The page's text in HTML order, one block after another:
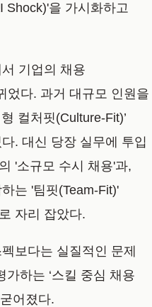
Shock)'을 가시화하고
기업의 채용
었다. 과거 대규모 인원을
컬처핏(Culture-Fit)’
. 대신 당장 실무에 투입
'소규모 수시 채용'과,
는 '팀핏(Team-Fit)'
자리 잡았다.
보다는 실질적인 문제
가하는 ‘스킬 중심 채용
어졌다.